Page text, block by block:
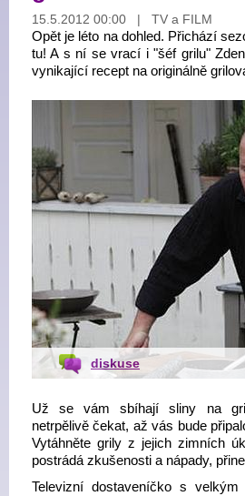
15.5.2012 00:00 | TV a FILM
Opět je léto na dohled. Přichází
tu! A s ní se vrací i "šéf grilu"
vynikající recept na originálně
diskuse
Už se vám sbíhají sliny na
netrpělivě čekat, až vás bude
Vytáhněte grily z jejich zimních
postrádá zkušenosti a nápady,
Televizní dostaveníčko s